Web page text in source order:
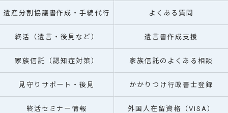
遺産分割協議書作成・手続代行 よくある質問
終活（遺言・後見など） 遺言書作成支援
家族信託（認知症対策） 家族信託のよくある相談
見守りサポート・後見 かかりつけ行政書士登録
終活セミナー情報 外国人在留資格（VISA）